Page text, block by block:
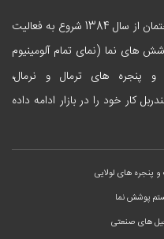
این مجموعه پیشرو در مهندسی نمای ساختمان از سال 1384 شروع به فعالیت
های نما (نمای تمام آلومینیوم
پنجره های ترمال و نرمال،
کار خود را در بازار ادامه داده
پنجره های لولایی
پوشش نما
های صنعتی